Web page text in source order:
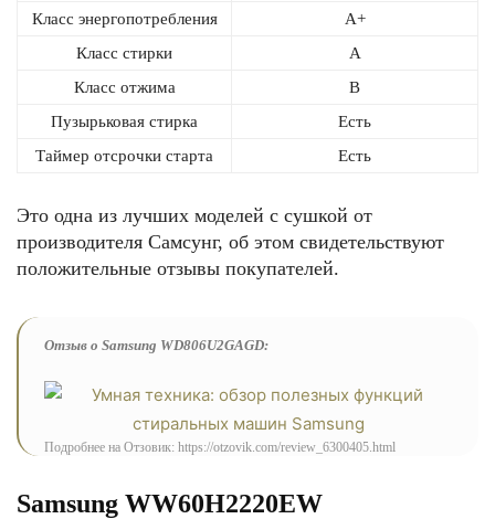
Класс энергопотребления
А+
Класс стирки
А
Класс отжима
В
Пузырьковая стирка
Есть
Таймер отсрочки старта
Есть
Это одна из лучших моделей с сушкой от
производителя Самсунг, об этом свидетельствуют
положительные отзывы покупателей.
Отзыв о Samsung WD806U2GAGD:
Подробнее на Отзовик: https://otzovik.com/review_6300405.html
Samsung WW60H2220EW